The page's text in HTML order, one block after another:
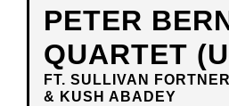
PETER
QUARTET
FT. SULLIVAN
& KUSH ABADEY